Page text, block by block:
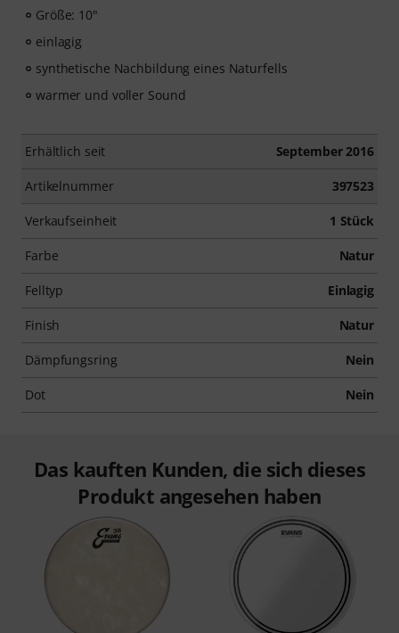
Größe: 10"
einlagig
synthetische Nachbildung eines Naturfells
warmer und voller Sound
Erhältlich seit September 2016
Artikelnummer 397523
Verkaufseinheit 1 Stück
Farbe Natur
Felltyp Einlagig
Finish Natur
Dämpfungsring Nein
Dot Nein
Das kauften Kunden, die sich dieses
Produkt angesehen haben